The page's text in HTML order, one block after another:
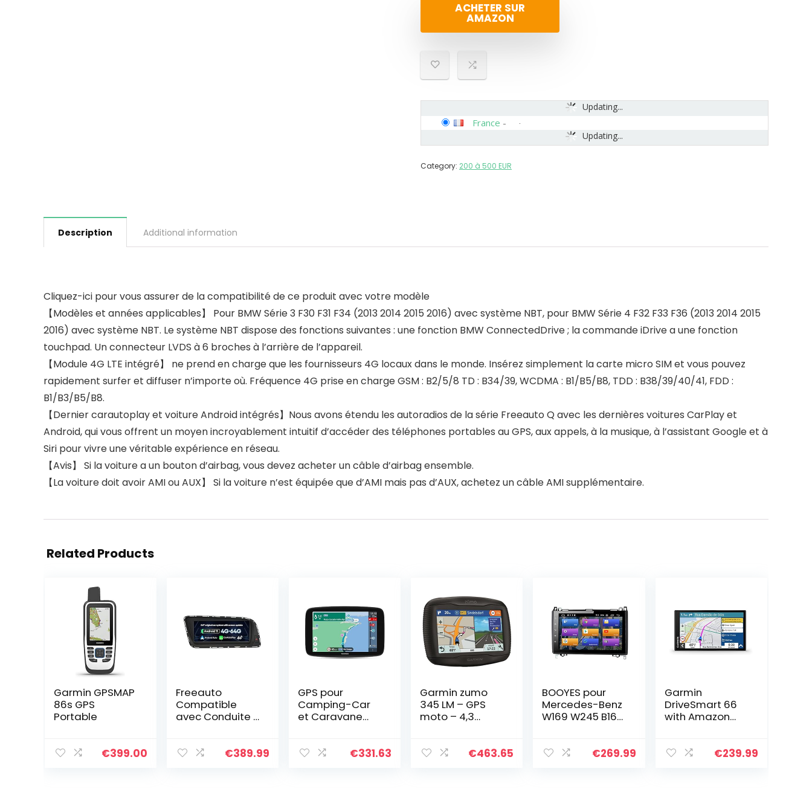
ACHETER SUR
AMAZON
Updating...
Updating...
France -
Category: 200 à 500 EUR
Description Additional information
Cliquez-ici pour vous assurer de la compatibilité de ce produit avec votre modèle
【Modèles et années applicables】 Pour BMW Série 3 F30 F31 F34 (2013 2014 2015 2016) avec système NBT, pour BMW Série 4 F32 F33 F36 (2013 2014 2015
2016) avec système NBT. Le système NBT dispose des fonctions suivantes : une fonction BMW ConnectedDrive ; la commande iDrive a une fonction
touchpad. Un connecteur LVDS à 6 broches à l’arrière de l’appareil.
【Module 4G LTE intégré】 ne prend en charge que les fournisseurs 4G locaux dans le monde. Insérez simplement la carte micro SIM et vous pouvez
rapidement surfer et diffuser n’importe où. Fréquence 4G prise en charge GSM : B2/5/8 TD : B34/39, WCDMA : B1/B5/B8, TDD : B38/39/40/41, FDD :
B1/B3/B5/B8.
【Dernier carautoplay et voiture Android intégrés】Nous avons étendu les autoradios de la série Freeauto Q avec les dernières voitures CarPlay et
Android, qui vous offrent un moyen incroyablement intuitif d’accéder des téléphones portables au GPS, aux appels, à la musique, à l’assistant Google et à
Siri pour vivre une véritable expérience en réseau.
【Avis】 Si la voiture a un bouton d’airbag, vous devez acheter un câble d’airbag ensemble.
【La voiture doit avoir AMI ou AUX】 Si la voiture n’est équipée que d’AMI mais pas d’AUX, achetez un câble AMI supplémentaire.
Related Products
Garmin GPSMAP
86s GPS
Portable
€399.00
Freeauto
Compatible
avec Conduite à
Autoradio€389.99
GPS pour
Camping-Car
et Caravane
écran HD 7″
€331.63
Garmin zumo
345 LM – GPS
moto – 4,3
€463.65
BOOYES pour
Mercedes-Benz
W169 W245 B160
W906 Sprinter
€269.99
Garmin
DriveSmart 66
with Amazon
€239.99